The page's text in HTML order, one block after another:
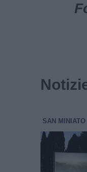
SAN MINIATO